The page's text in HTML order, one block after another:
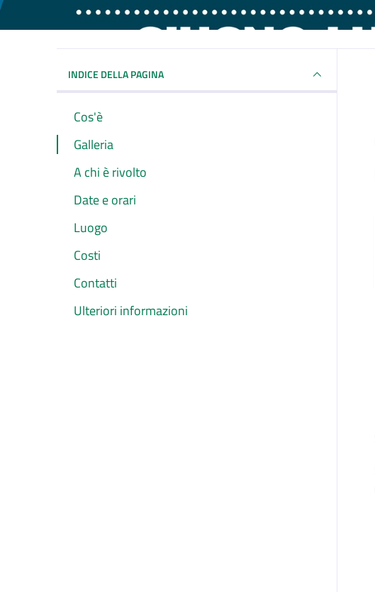
INDICE DELLA PAGINA
Cos'è
Galleria
A chi è rivolto
Date e orari
Luogo
Costi
Contatti
Ulteriori informazioni